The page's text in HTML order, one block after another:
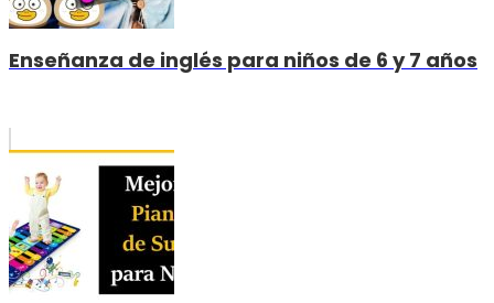
Enseñanza de inglés para niños de 6 y 7 años